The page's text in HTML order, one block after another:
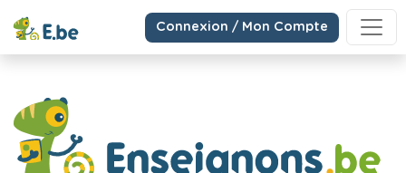
Connexion / Mon Compte